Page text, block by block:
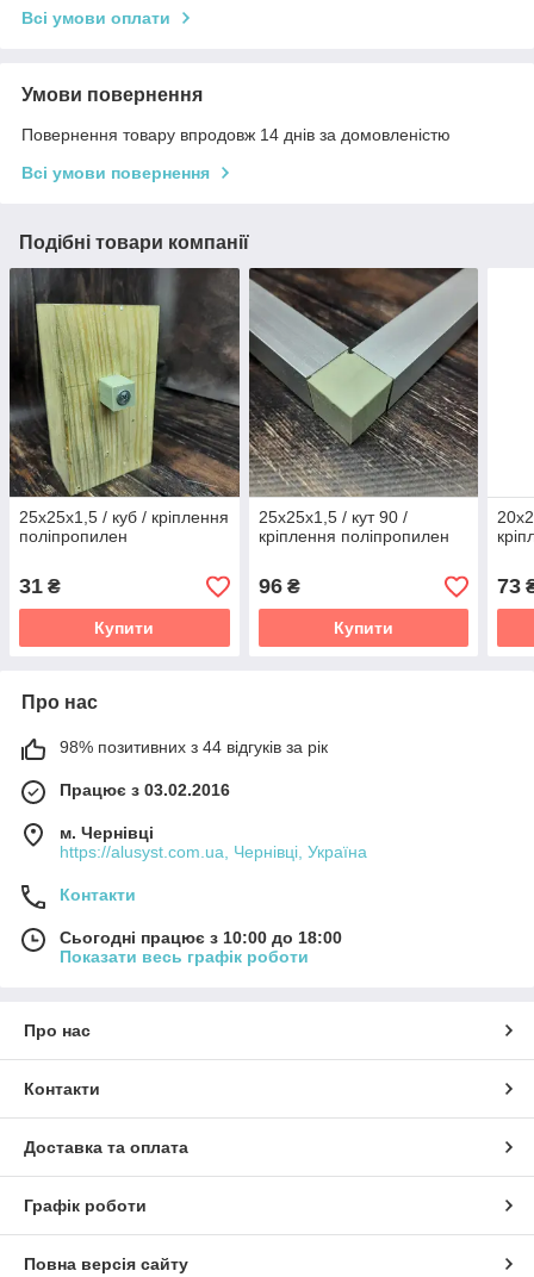
Всі умови оплати
Умови повернення
Повернення товару впродовж 14 днів за домовленістю
Всі умови повернення
Подібні товари компанії
25х25х1,5 / куб / кріплення
поліпропилен
31 ₴
Купити
25х25х1,5 / кут 90 /
кріплення поліпропилен
96₴
Купити
73
Про нас
98% позитивних з 44 відгуків за рік
Працює з 03.02.2016
м. Чернівці
https://alusyst.com.ua, Чернівці, Україна
Контакти
Сьогодні працює з 10:00 до 18:00
Показати весь графік роботи
Про нас
Контакти
Доставка та оплата
Графік роботи
Повна версія сайту